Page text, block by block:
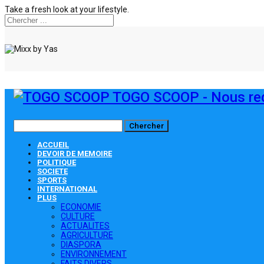
Take a fresh look at your lifestyle.
TOGO SCOOP - Nous
ACCUEIL
DEVOIR DE MEMOIRE
POLITIQUE
SOCIETE
SPORTS
INTERNATIONAL
PLUS
ECONOMIE
CULTURE
ACTUALITES
AGRICULTURE
DIASPORA
ENVIRONNEMENT